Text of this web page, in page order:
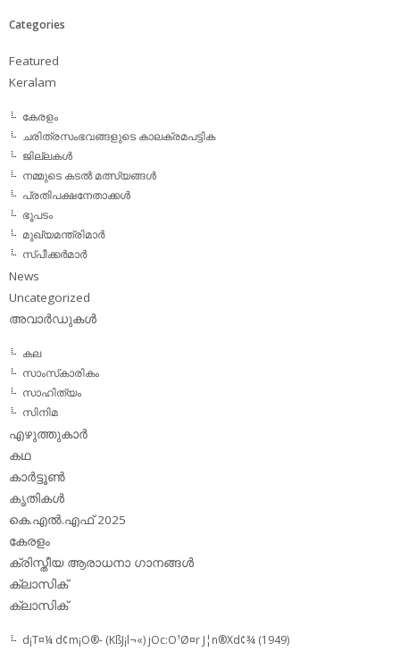
Categories
Featured
Keralam
കേരളം
ചരിത്രസംഭവങ്ങളുടെ കാലക്രമപട്ടിക
ജില്ലകള്‍
നമ്മുടെ കടല്‍ മത്സ്യങ്ങള്‍
പ്രതിപക്ഷനേതാക്കള്‍
ഭൂപടം
മുഖ്യമന്ത്രിമാര്‍
സ്പീക്കര്‍മാര്‍
News
Uncategorized
അവാര്‍ഡുകള്‍
കല
സാംസ്‌കാരികം
സാഹിത്യം
സിനിമ
എഴുത്തുകാര്‍
കഥ
കാര്‍ട്ടൂണ്‍
കൃതികള്‍
കെ.എല്‍.എഫ് 2025
കേരളം
ക്രിസ്തീയ ആരാധനാ ഗാനങ്ങള്‍
ക്ലാസിക്‌
ക്ലാസിക്
d¡T¤¼ d¢m¡O®- (KßJ¡l¬«) jOc:O¹Ø¤r J¦n®Xd¢¾ (1949)